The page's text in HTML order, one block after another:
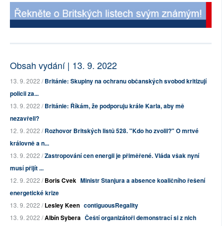
Obsah vydání | 13. 9. 2022
13. 9. 2022 /Británie: Skupiny na ochranu občanských svobod kritizují
policii za...
13. 9. 2022 /Británie: Říkám, že podporuju krále Karla, aby mě
nezavřeli?
12. 9. 2022 /Rozhovor Britských listů 528. "Kdo ho zvolil?" O mrtvé
královně a n...
13. 9. 2022 /Zastropování cen energii je přiměřené. Vláda však nyní
musí přijít ...
12. 9. 2022 /Boris Cvek Ministr Stanjura a absence koaličního řešení
energetické krize
13. 9. 2022 /Lesley Keen contiguousRegality
13. 9. 2022 /Albín Sybera Čeští organizátoři demonstrací si z nich